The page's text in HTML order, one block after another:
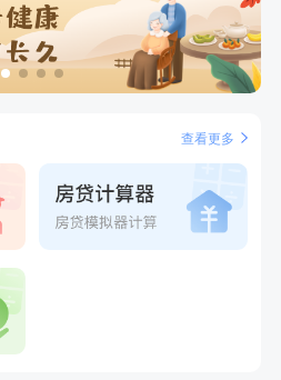
瓶
成功预约了入职体检套餐
成功预约了健康体检一档
购买了美的体重秤 MO-CW5 白色
成功预约糖尿病强化体检套餐
查看更多